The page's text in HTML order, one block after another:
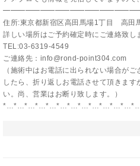
住所:東京都新宿区高田馬場1丁目 高田
詳しい場所はご予約確定時にご連絡致し
TEL:03-6319-4549
ご連絡先：info@rond-point304.com
（施術中はお電話に出られない場合が
したら、折り返しお電話させて頂きま
い。尚、営業はお断り致します。）